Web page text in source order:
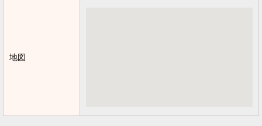
地図